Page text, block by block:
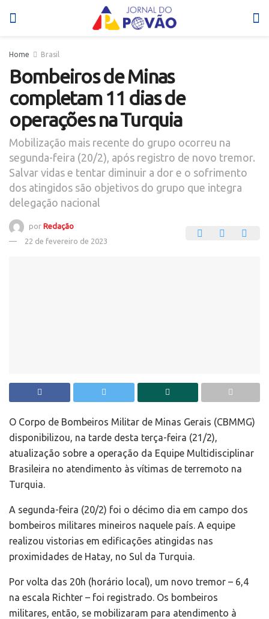
Home Brasil
Bombeiros de Minas
completam 11 dias de
operações na Turquia
Mobilização mais recente do grupo ocorreu na
segunda-feira (20/2), após registro de novo tremor.
Salvar vidas e tentar diminuir a dor e o sofrimento
dos atingidos são objetivos do grupo que integra
delegação nacional
por Redação
22 de fevereiro de 2023
O Corpo de Bombeiros Militar de Minas Gerais (CBMMG)
disponibilizou, na tarde desta terça-feira (21/2),
atualização sobre a operação da Equipe Multidisciplinar
Brasileira no atendimento às vítimas de terremoto na
Turquia.
A segunda-feira (20/2) foi o décimo dia em campo dos
bombeiros militares mineiros naquele país. A equipe
realizou vistorias em edificações atingidas nas
proximidades de Hatay, no Sul da Turquia.
Por volta das 20h (horário local), um novo tremor – 6,4
na escala Richter – foi registrado. Os bombeiros
militares, então, se mobilizaram para atendimento à